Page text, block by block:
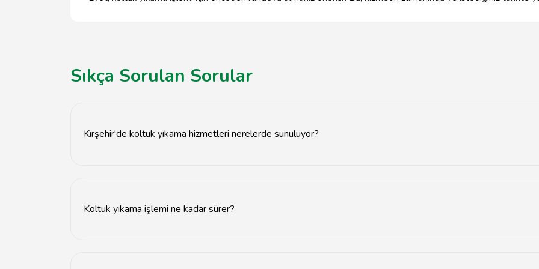
Sıkça Sorulan Sorular
Kırşehir'de koltuk yıkama hizmetleri nerelerde sunuluyor?
Koltuk yıkama işlemi ne kadar sürer?